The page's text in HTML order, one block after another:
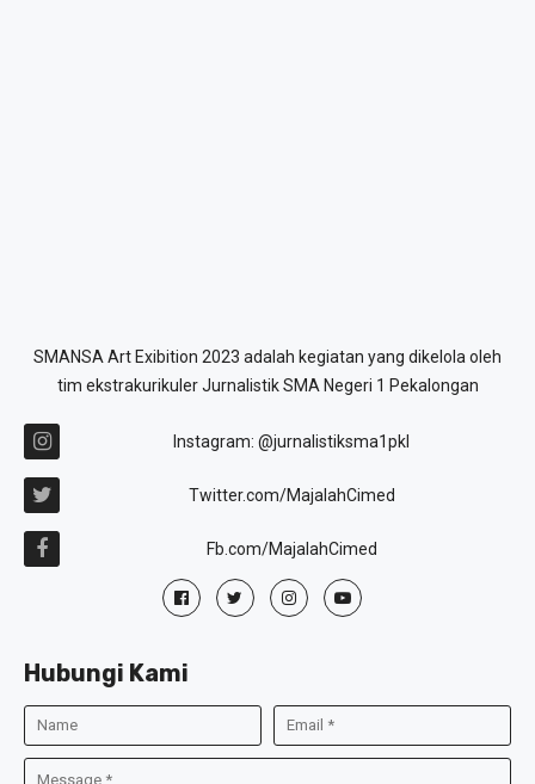
SMANSA Art Exibition 2023 adalah kegiatan yang dikelola oleh
tim ekstrakurikuler Jurnalistik SMA Negeri 1 Pekalongan
Instagram: @jurnalistiksma1pkl
Twitter.com/MajalahCimed
Fb.com/MajalahCimed
Hubungi Kami